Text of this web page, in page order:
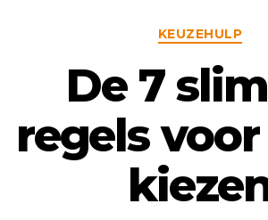
KEUZEHULP
De 7
regels